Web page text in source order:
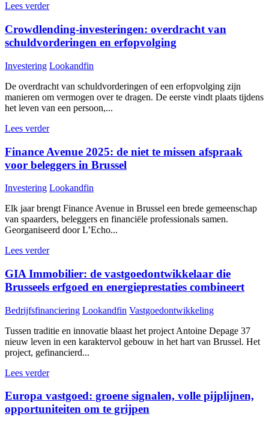
Lees verder
Crowdlending-investeringen: overdracht van
schuldvorderingen en erfopvolging
Investering Lookandfin
De overdracht van schuldvorderingen of een erfopvolging zijn
manieren om vermogen over te dragen. De eerste vindt plaats tijdens
het leven van een persoon,...
Lees verder
Finance Avenue 2025: de niet te missen afspraak
voor beleggers in Brussel
Investering Lookandfin
Elk jaar brengt Finance Avenue in Brussel een brede gemeenschap
van spaarders, beleggers en financiële professionals samen.
Georganiseerd door L’Echo...
Lees verder
GIA Immobilier: de vastgoedontwikkelaar die
Brusseels erfgoed en energieprestaties combineert
Bedrijfsfinanciering Lookandfin Vastgoedontwikkeling
Tussen traditie en innovatie blaast het project Antoine Depage 37
nieuw leven in een karaktervol gebouw in het hart van Brussel. Het
project, gefinancierd...
Lees verder
Europa vastgoed: groene signalen, volle pijplijnen,
opportuniteiten om te grijpen